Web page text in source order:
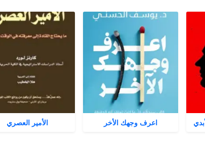
اعرف وجهك الأخر الأمير العصري